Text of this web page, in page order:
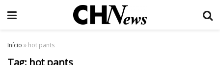
Início » hot pants
Tag: hot pants